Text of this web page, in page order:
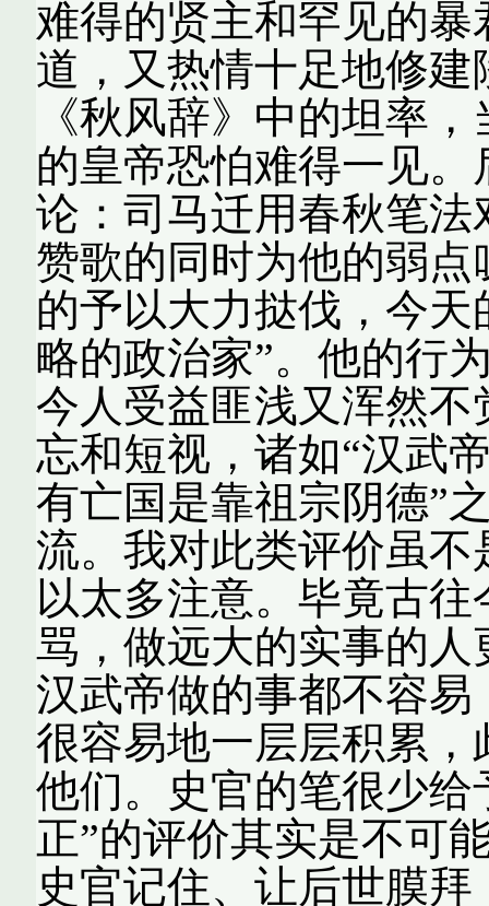
难得的贤主和罕见的
道，又热情十足地修
《秋风辞》中的坦率
的皇帝恐怕难得一见
论：司马迁用春秋笔
赞歌的同时为他的弱
的予以大力挞伐，今
略的政治家”。他的行
今人受益匪浅又浑然
忘和短视，诸如“汉武
有亡国是靠祖宗阴德”
流。我对此类评价虽
以太多注意。毕竟古
骂，做远大的实事的
汉武帝做的事都不容
很容易地一层层积累
他们。史官的笔很少
正”的评价其实是不可
史官记住、让后世膜